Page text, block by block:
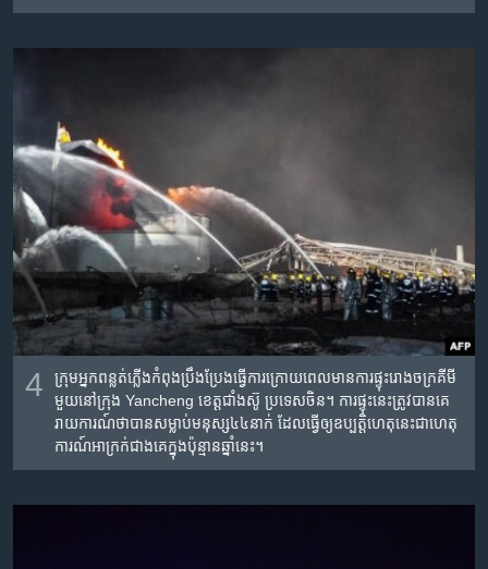
4
ក្រុម​អ្នក​ពន្លត់​ភ្លើង​កំពុង​ប្រឹង​ប្រែង​ធ្វើ​ការ​ក្រោយ​ពេល​មាន​ការ​ផ្ទុះ​រោង​ចក្រ​គីមី​
មួយ​នៅ​ក្រុង Yancheng ខេត្ត​ជាំងស៊ូ ប្រទេស​ចិន។ ការ​ផ្ទុះ​នេះ​ត្រូវ​បាន​គេ​
រាយការណ៍​ថា​បាន​សម្លាប់​មនុស្ស​៤៤​នាក់ ដែល​ធ្វើឲ្យ​ឧប្បត្តិហេតុ​នេះ​ជា​ហេតុ​
ការណ៍​អាក្រក់​ជាង​គេ​ក្នុង​ប៉ុន្មាន​ឆ្នាំ​នេះ។